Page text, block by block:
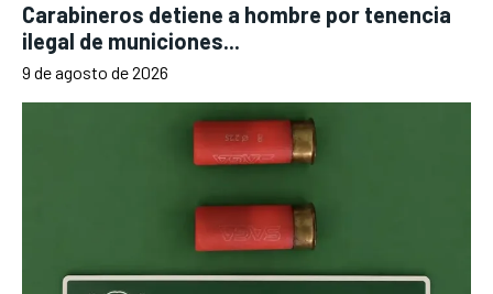
Carabineros detiene a hombre por tenencia
ilegal de municiones...
9 de agosto de 2026